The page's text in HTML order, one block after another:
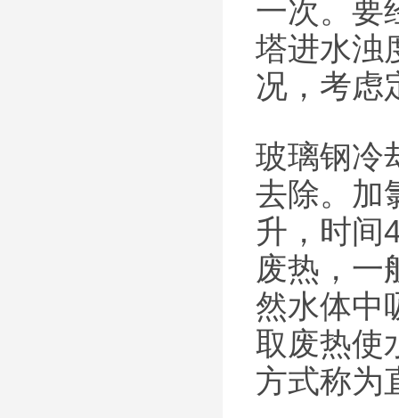
一次。要
塔进水浊
况，考虑
玻璃钢冷
去除。加
升，时间
废热，一
然水体中
取废热使
方式称为